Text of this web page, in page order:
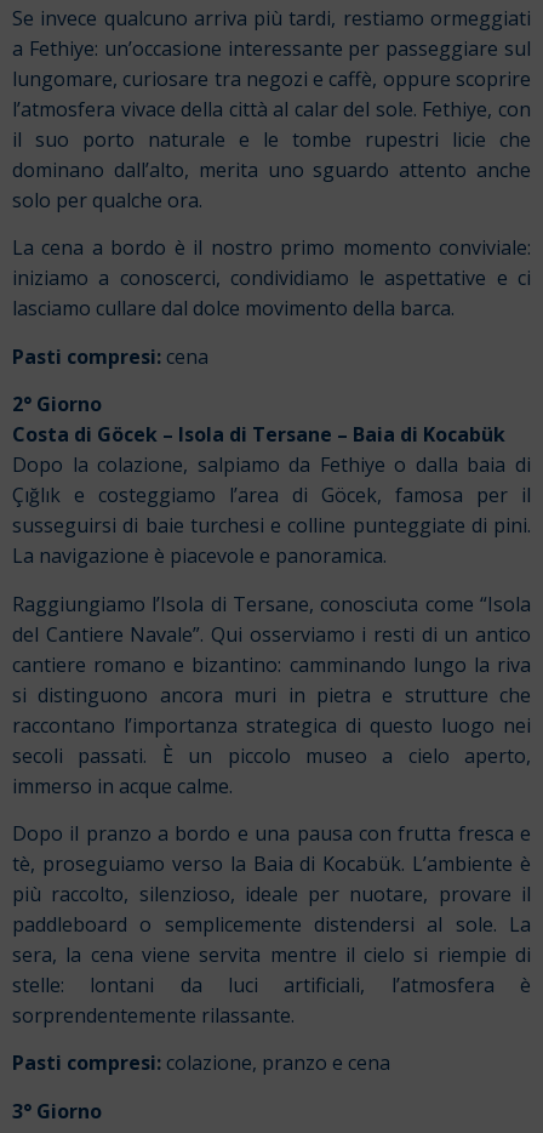
Se invece qualcuno arriva più tardi, restiamo ormeggiati
a Fethiye: un’occasione interessante per passeggiare sul
lungomare, curiosare tra negozi e caffè, oppure scoprire
l’atmosfera vivace della città al calar del sole. Fethiye, con
il suo porto naturale e le tombe rupestri licie che
dominano dall’alto, merita uno sguardo attento anche
solo per qualche ora.
La cena a bordo è il nostro primo momento conviviale:
iniziamo a conoscerci, condividiamo le aspettative e ci
lasciamo cullare dal dolce movimento della barca.
Pasti compresi: cena
2° Giorno
Costa di Göcek – Isola di Tersane – Baia di Kocabük
Dopo la colazione, salpiamo da Fethiye o dalla baia di
Çığlık e costeggiamo l’area di Göcek, famosa per il
susseguirsi di baie turchesi e colline punteggiate di pini.
La navigazione è piacevole e panoramica.
Raggiungiamo l’Isola di Tersane, conosciuta come “Isola
del Cantiere Navale”. Qui osserviamo i resti di un antico
cantiere romano e bizantino: camminando lungo la riva
si distinguono ancora muri in pietra e strutture che
raccontano l’importanza strategica di questo luogo nei
secoli passati. È un piccolo museo a cielo aperto,
immerso in acque calme.
Dopo il pranzo a bordo e una pausa con frutta fresca e
tè, proseguiamo verso la Baia di Kocabük. L’ambiente è
più raccolto, silenzioso, ideale per nuotare, provare il
paddleboard o semplicemente distendersi al sole. La
sera, la cena viene servita mentre il cielo si riempie di
stelle: lontani da luci artificiali, l’atmosfera è
sorprendentemente rilassante.
Pasti compresi: colazione, pranzo e cena
3° Giorno